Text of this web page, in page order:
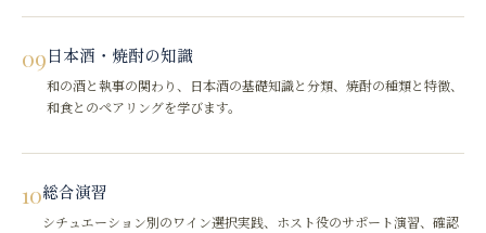
09日本酒・焼酎の知識
和の酒と執事の関わり、日本酒の基礎知識と分類、焼酎の種類と特徴、
和食とのペアリングを学びます。
10総合演習
シチュエーション別のワイン選択実践、ホスト役のサポート演習、確認